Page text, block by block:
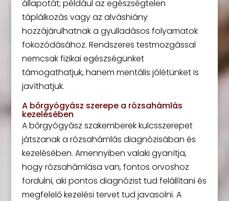
állapotát; például az egészségtelen
táplálkozás vagy az alváshiány
hozzájárulhatnak a gyulladásos folyamatok
fokozódásához. Rendszeres testmozgással
nemcsak fizikai egészségünket
támogathatjuk, hanem mentális jólétünket is
javíthatjuk.
A bőrgyógyász szerepe a rózsahámlás
kezelésében
A bőrgyógyász szakemberek kulcsszerepet
játszanak a rózsahámlás diagnózisában és
kezelésében. Amennyiben valaki gyanítja,
hogy rózsahámlása van, fontos orvoshoz
fordulni, aki pontos diagnózist tud felállítani és
megfelelő kezelési tervet tud javasolni. A